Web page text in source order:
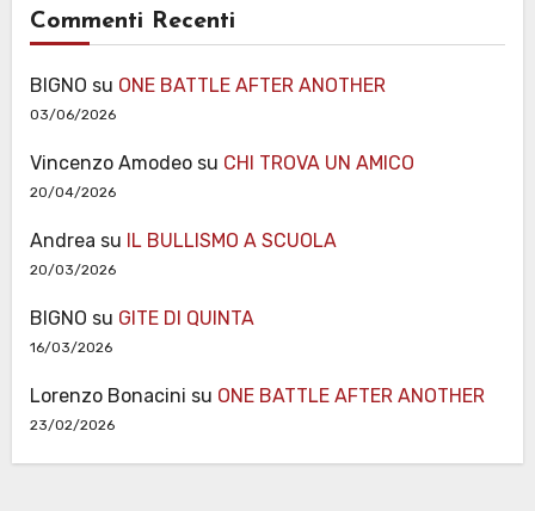
Commenti Recenti
BIGNO su ONE BATTLE AFTER ANOTHER
03/06/2026
Vincenzo Amodeosu CHI TROVA UN AMICO
20/04/2026
Andrea su IL BULLISMO A SCUOLA
20/03/2026
BIGNO su GITE DI QUINTA
16/03/2026
Lorenzo Bonacini su ONE BATTLE AFTER ANOTHER
23/02/2026